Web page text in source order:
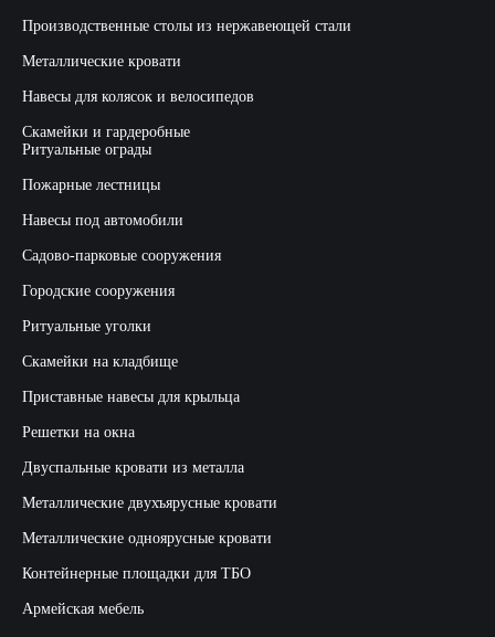
Производственные столы из нержавеющей стали
Металлические кровати
Навесы для колясок и велосипедов
Скамейки и гардеробные
Ритуальные ограды
Пожарные лестницы
Навесы под автомобили
Садово-парковые сооружения
Городские сооружения
Ритуальные уголки
Скамейки на кладбище
Приставные навесы для крыльца
Решетки на окна
Двуспальные кровати из металла
Металлические двухъярусные кровати
Металлические одноярусные кровати
Контейнерные площадки для ТБО
Армейская мебель